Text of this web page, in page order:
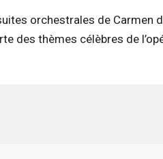
orchestrales de Carmen
des thèmes célèbres de